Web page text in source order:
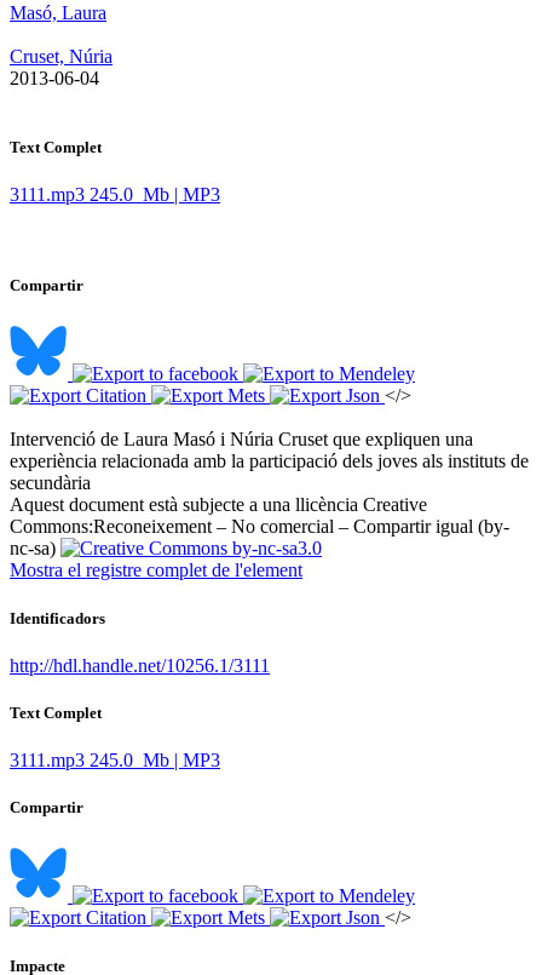
Masó, Laura
Cruset, Núria
​ 2013-06-04
Text Complet
3111.mp3 245.0 Mb | MP3
Compartir
</>
Intervenció de Laura Masó i Núria Cruset que expliquen una
experiència relacionada amb la participació dels joves als instituts de
secundària ​
Aquest document està subjecte a una llicència Creative
Commons:Reconeixement – No comercial – Compartir igual (by-
nc-sa)
Mostra el registre complet de l'element
Identificadors
http://hdl.handle.net/10256.1/3111
Text Complet
3111.mp3 245.0 Mb | MP3
Compartir
</>
Impacte